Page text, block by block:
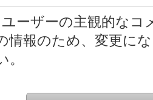
ーザーの主観的なコ
情報のため、変更に